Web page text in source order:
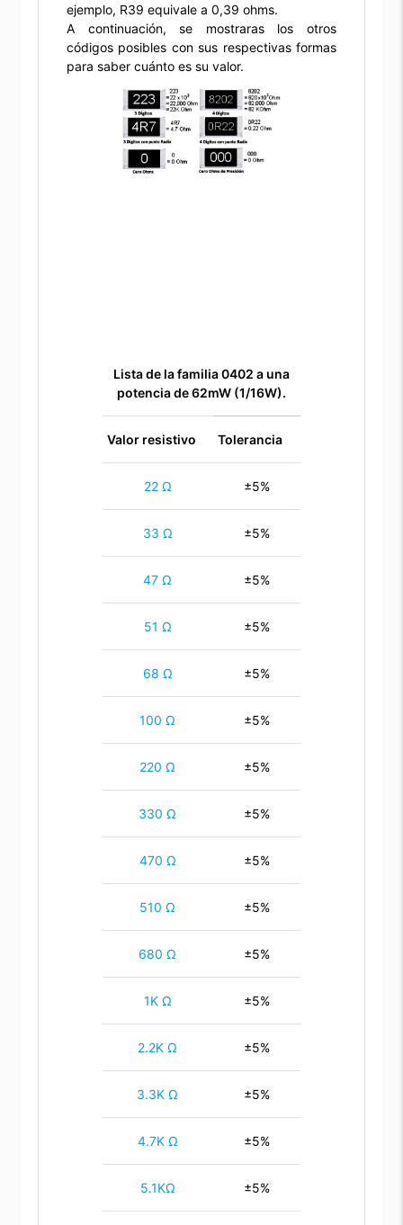
ejemplo, R39 equivale a 0,39 ohms.
A continuación, se mostraras los otros
códigos posibles con sus respectivas formas
para saber cuánto es su valor.
Lista de la familia 0402 a una
potencia de 62mW (1/16W).
Valor resistivo Tolerancia
22 Ω ±5%
33 Ω ±5%
47 Ω ±5%
51 Ω ±5%
68 Ω ±5%
100 Ω ±5%
220 Ω ±5%
330 Ω ±5%
470 Ω ±5%
510 Ω ±5%
680 Ω ±5%
1K Ω ±5%
2.2K Ω ±5%
3.3K Ω ±5%
4.7K Ω ±5%
5.1KΩ ±5%